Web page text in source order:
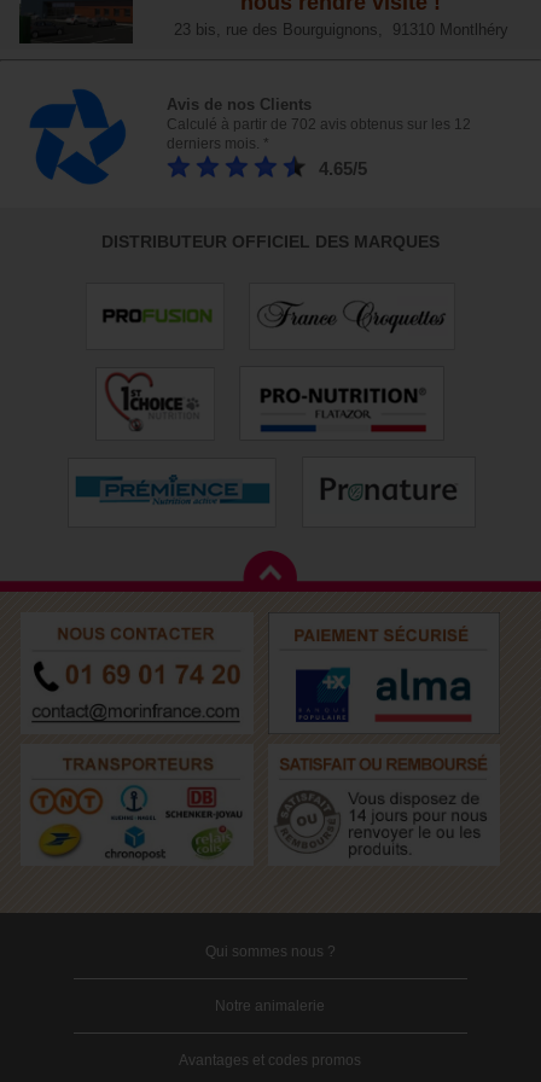
23 bis, rue des Bourguignons, 91310 Montlhéry
Avis de nos Clients
Calculé à partir de 702 avis obtenus sur les 12
derniers mois. *
4.65/5
DISTRIBUTEUR OFFICIEL DES MARQUES
Qui sommes nous ?
Notre animalerie
Avantages et codes promos